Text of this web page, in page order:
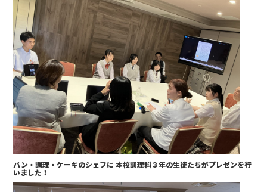
パン・調理・ケーキのシェフに 本校調理科３年の生徒たちがプレゼンを行
いました！